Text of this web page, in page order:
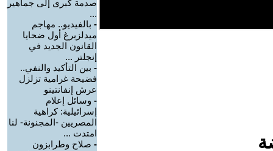
صدمة كبرى إلى جماهير
...
- بالفيديو.. مهاجم
ميدلزبرغ أول ضحايا
القانون الجديد في
إنجلتر ...
- بين التأكيد والنفي..
فضيحة غرامية تزلزل
عرش إنفانتينو
- وسائل إعلام
إسرائيلية: كراهية
المصريين -المجنونة- لنا
امتدت ...
- صلاح وطرابزون